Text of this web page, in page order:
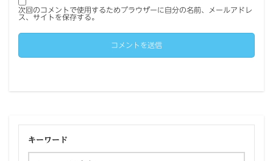
次回のコメントで使用するためブラウザーに自分の名前、メールアドレ
ス、サイトを保存する。
キーワード